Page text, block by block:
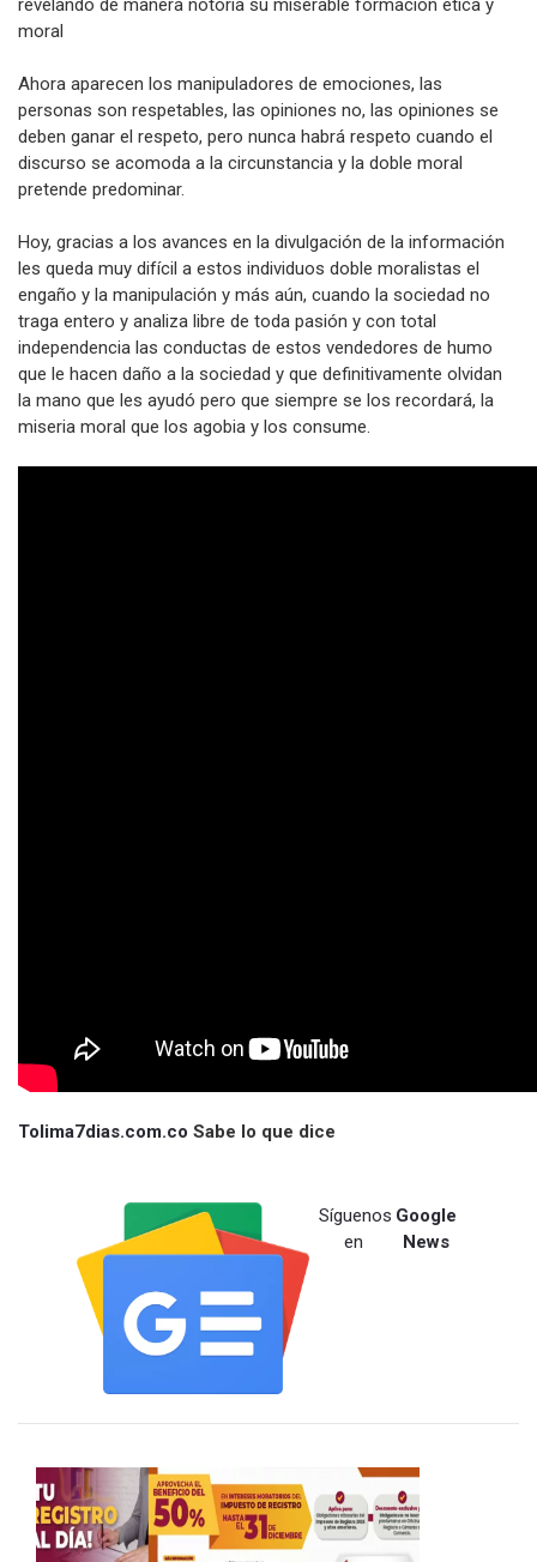
revelando de manera notoria su miserable formación ética y
moral
Ahora aparecen los manipuladores de emociones, las
personas son respetables, las opiniones no, las opiniones se
deben ganar el respeto, pero nunca habrá respeto cuando el
discurso se acomoda a la circunstancia y la doble moral
pretende predominar.
Hoy, gracias a los avances en la divulgación de la información
les queda muy difícil a estos individuos doble moralistas el
engaño y la manipulación y más aún, cuando la sociedad no
traga entero y analiza libre de toda pasión y con total
independencia las conductas de estos vendedores de humo
que le hacen daño a la sociedad y que definitivamente olvidan
la mano que les ayudó pero que siempre se los recordará, la
miseria moral que los agobia y los consume.
Tolima7dias.com.co Sabe lo que dice
Síguenos
en
Google
News